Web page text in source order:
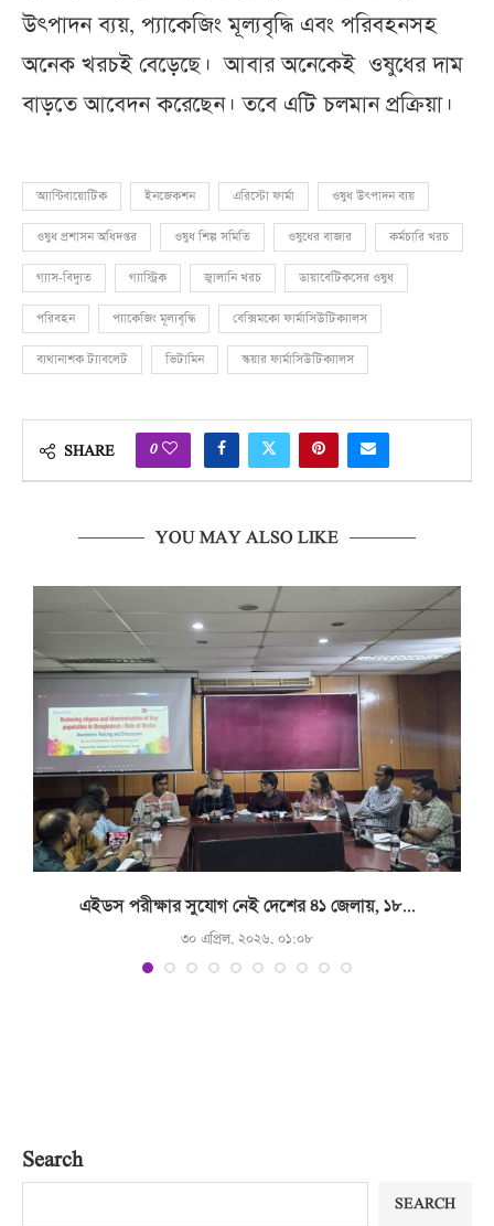
উৎপাদন ব্যয়, প্যাকেজিং মূল্যবৃদ্ধি এবং পরিবহনসহ
অনেক খরচই বেড়েছে। আবার অনেকেই ওষুধের দাম
বাড়তে আবেদন করেছেন। তবে এটি চলমান প্রক্রিয়া।
অ্যান্টিবায়োটিক ইনজেকশন এরিস্টো ফার্মা ওষুধ উৎপাদন ব্যয়
ওষুধ প্রশাসন অধিদপ্তর ওষুধ শিল্প সমিতি ওষুধের বাজার কর্মচারি খরচ
গ্যাস-বিদ্যুত গ্যাস্ট্রিক জ্বালানি খরচ ডায়াবেটিকসের ওষুধ
পরিবহন প্যাকেজিং মূল্যবৃদ্ধি বেক্সিমকো ফার্মাসিউটিক্যালস
ব্যথানাশক ট্যাবলেট ভিটামিন স্কয়ার ফার্মাসিউটিক্যালস
SHARE 0
YOU MAY ALSO LIKE
এইডস পরীক্ষার সুযোগ নেই দেশের ৪১ জেলায়, ১৮...
৩০ এপ্রিল, ২০২৬, ০১:০৮
Search
SEARCH